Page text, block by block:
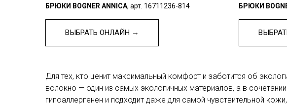
БРЮКИ BOGNER ANNICA, арт. 16711236-814
ВЫБРАТЬ ОНЛАЙН →
БРЮКИ
Для тех, кто ценит максимальный комфорт и заботится об
волокно — один из самых экологичных материалов, а в
гипоаллергенен и подходит даже для самой чувствительной